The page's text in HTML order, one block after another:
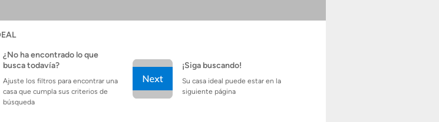
¿No ha encontrado lo que
busca todavía?
Ajuste los filtros para encontrar una
casa que cumpla sus criterios de
búsqueda
¡Siga buscando!
Su casa ideal puede estar en la
siguiente página